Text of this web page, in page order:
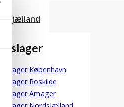
Sjælland
København
Roskilde
Amager